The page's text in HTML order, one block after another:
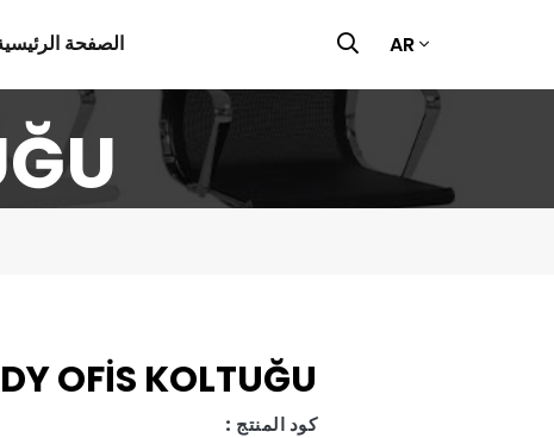
الصفحة AR
OFİS KOLTUĞU
كود المنتج :